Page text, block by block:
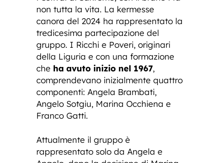
non tutta la vita. La kermesse
canora del 2024 ha rappresentato la
tredicesima partecipazione del
gruppo. I Ricchi e Poveri, originari
della Liguria e con una formazione
che ha avuto inizio nel 1967,
comprendevano inizialmente quattro
componenti: Angela Brambati,
Angelo Sotgiu, Marina Occhiena e
Franco Gatti.
Attualmente il gruppo è
rappresentato solo da Angela e